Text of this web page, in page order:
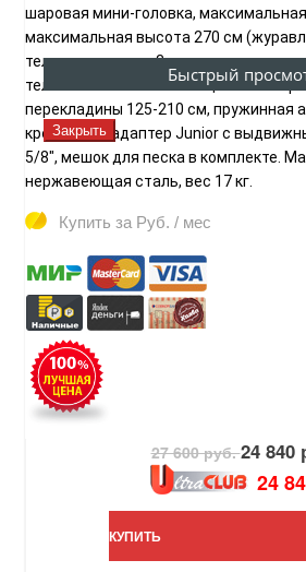
шаровая мини-головка, максимальная
максимальная высота 270 см
телескопическая 3-х секционная
телескопическая 2-х секционная
перекладины 125-210 см, пружинная
крепежный адаптер Junior с
5/8", мешок для песка в комплекте.
нержавеющая сталь, вес 17 кг.
Купить за Руб. / мес
27 600 руб.24 840
24
КУПИТЬ
Быстрый
Закрыть